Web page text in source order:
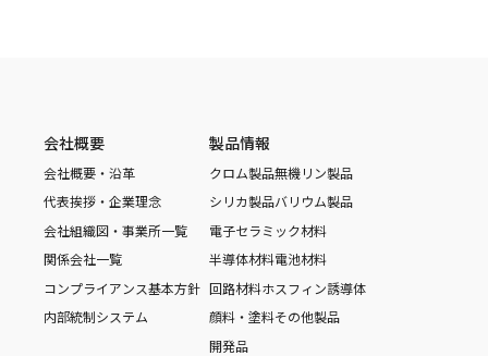
会社概要
会社概要・沿革
代表挨拶・企業理念
会社組織図・事業所一覧
関係会社一覧
コンプライアンス基本方針
内部統制システム
製品情報
クロム製品無機リン製品
シリカ製品バリウム製品
電子セラミック材料
半導体材料電池材料
回路材料ホスフィン誘導体
顔料・塗料その他製品
開発品